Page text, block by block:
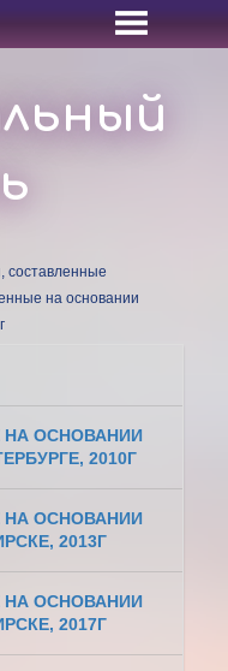
составленные
на основании
ОСНОВАНИИ
2010Г
ОСНОВАНИИ
2013Г
ОСНОВАНИИ
2017Г